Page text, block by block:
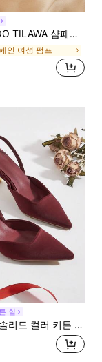
조 다이아몬드 장식 뾰족한 토 하이힐 파티 여성용 웨딩 펌프스
인 여성 펌프
힐
스, 우아한 뾰족코 하이힐, 패셔너블한 앵클 스트랩 하이힐